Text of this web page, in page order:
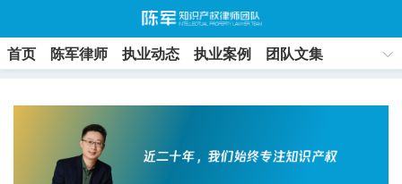
首页 陈军律师 执业动态 执业案例
团队文集